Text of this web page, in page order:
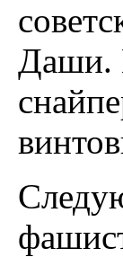
Даши.